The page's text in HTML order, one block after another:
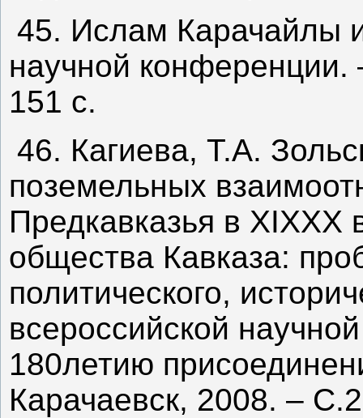
45. Ислам Карачайлы
научной
151 с.
46. Кагиева, Т.А.
поземельных
Предкавказья в XIXXX
общества Кавказа:
политического,
всероссийской
180летию
Карачаевск, 2008. –